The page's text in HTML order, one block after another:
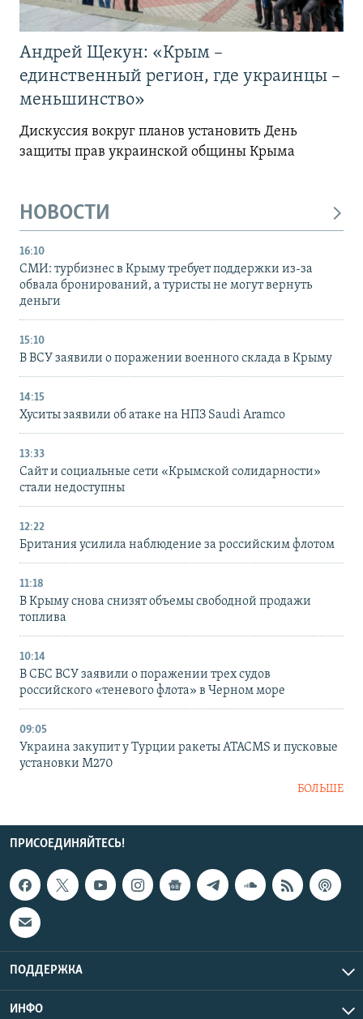
Андрей Щекун: «Крым –
единственный регион, где украинцы –
меньшинство»
Дискуссия вокруг планов установить День
защиты прав украинской общины Крыма
НОВОСТИ
16:10
СМИ: турбизнес в Крыму требует поддержки из-за
обвала бронирований, а туристы не могут вернуть
деньги
15:10
В ВСУ заявили о поражении военного склада в Крыму
14:15
Хуситы заявили об атаке на НПЗ Saudi Aramco
13:33
Сайт и социальные сети «Крымской солидарности»
стали недоступны
12:22
Британия усилила наблюдение за российским флотом
11:18
В Крыму снова снизят объемы свободной продажи
топлива
10:14
В СБС ВСУ заявили о поражении трех судов
российского «теневого флота» в Черном море
09:05
Украина закупит у Турции ракеты ATACMS и пусковые
установки M270
БОЛЬШЕ
ПРИСОЕДИНЯЙТЕСЬ!
ПОДДЕРЖКА
ИНФО